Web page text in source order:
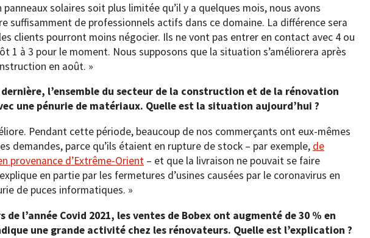
panneaux solaires soit plus limitée qu’il y a quelques mois, nous avons
suffisamment de professionnels actifs dans ce domaine. La différence sera
clients pourront moins négocier. Ils ne vont pas entrer en contact avec 4 ou
1 à 3 pour le moment. Nous supposons que la situation s’améliorera après
en août. »
dernière, l’ensemble du secteur de la construction et de la rénovation
une pénurie de matériaux. Quelle est la situation aujourd’hui ?
Pendant cette période, beaucoup de nos commerçants ont eux-mêmes
demandes, parce qu’ils étaient en rupture de stock – par exemple, de
provenance d’Extrême-Orient – et que la livraison ne pouvait se faire
en partie par les fermetures d’usines causées par le coronavirus en
de puces informatiques. »
l’année Covid 2021, les ventes de Bobex ont augmenté de 30 % en
une grande activité chez les rénovateurs. Quelle est l’explication ?